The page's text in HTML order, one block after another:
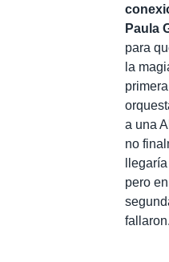
Paula
para
la
a una
no
pero
fallaron.